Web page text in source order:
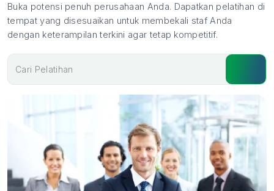
Buka potensi penuh perusahaan Anda. Dapatkan pelatihan di
tempat yang disesuaikan untuk membekali staf Anda
dengan keterampilan terkini agar tetap kompetitif.